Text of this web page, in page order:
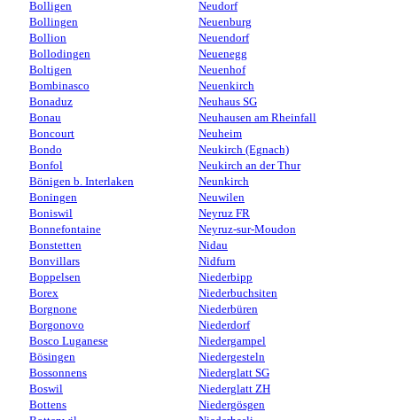
Bolligen
Bollingen
Bollion
Bollodingen
Boltigen
Bombinasco
Bonaduz
Bonau
Boncourt
Bondo
Bonfol
Bönigen b. Interlaken
Boningen
Boniswil
Bonnefontaine
Bonstetten
Bonvillars
Boppelsen
Borex
Borgnone
Borgonovo
Bosco Luganese
Bösingen
Bossonnens
Boswil
Bottens
Neudorf
Neuenburg
Neuendorf
Neuenegg
Neuenhof
Neuenkirch
Neuhaus SG
Neuhausen am Rheinfall
Neuheim
Neukirch (Egnach)
Neukirch an der Thur
Neunkirch
Neuwilen
Neyruz FR
Neyruz-sur-Moudon
Nidau
Nidfurn
Niederbipp
Niederbuchsiten
Niederbüren
Niederdorf
Niedergampel
Niedergesteln
Niederglatt SG
Niederglatt ZH
Niedergösgen